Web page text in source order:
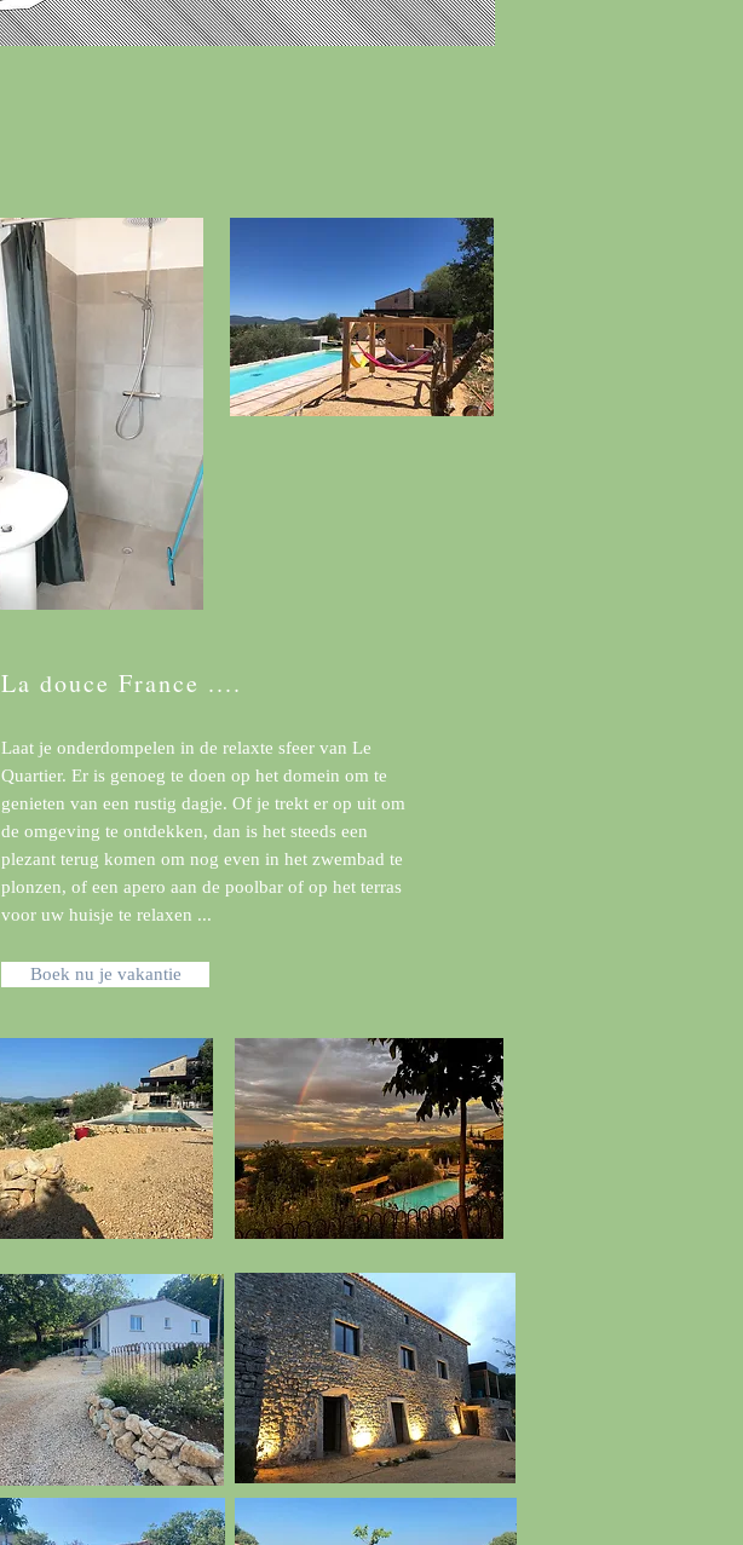
La douce France ....
Laat je onderdompelen in de relaxte sfeer van Le
Quartier. Er is genoeg te doen op het domein om te
genieten van een rustig dagje. Of je trekt er op uit om
de omgeving te ontdekken, dan is het steeds een
plezant terug komen om nog even in het zwembad te
plonzen, of een apero aan de poolbar of op het terras
voor uw huisje te relaxen ...
Boek nu je vakantie